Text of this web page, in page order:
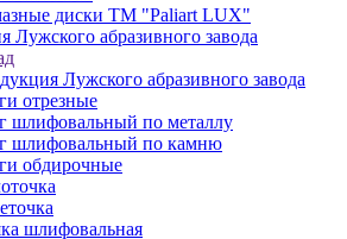
диски ТМ "Paliart LUX"
Лужского абразивного завода
Лужского абразивного завода
отрезные
шлифовальный по металлу
шлифовальный по камню
обдирочные
шлифовальная